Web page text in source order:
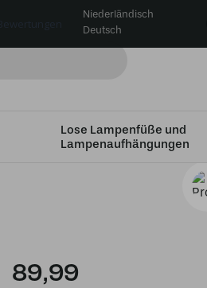
Niederländisch
Deutsch
Lose Lampenfüße und
Lampenaufhängungen
89,99